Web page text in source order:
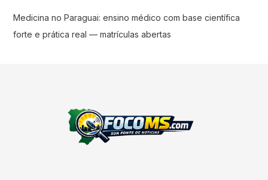
Medicina no Paraguai: ensino médico com base científica
forte e prática real — matrículas abertas